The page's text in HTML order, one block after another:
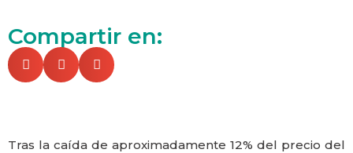
Compartir en:
Tras la caída de aproximadamente 12% del precio del